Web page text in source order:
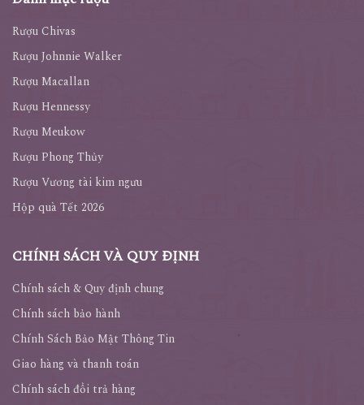
Rượu Chivas
Rượu Johnnie Walker
Rượu Macallan
Rượu Hennessy
Rượu Meukow
Rượu Phong Thủy
Rượu Vương tài kim ngưu
Hộp quà Tết 2026
CHÍNH SÁCH VÀ QUY ĐỊNH
Chính sách & Quy định chung
Chính sách bảo hành
Chính Sách Bảo Mật Thông Tin
Giao hàng và thanh toán
Chính sách đổi trả hàng